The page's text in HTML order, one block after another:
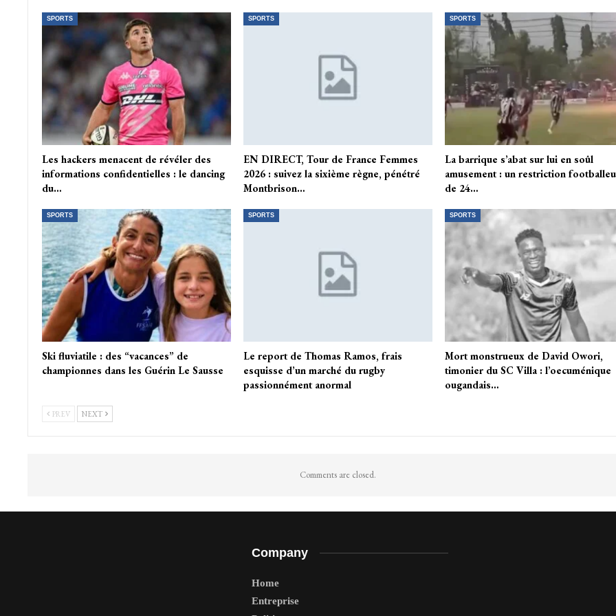
SPORTS
Les hackers menacent de révéler des
informations confidentielles : le dancing
du…
SPORTS
EN DIRECT, Tour de France Femmes
2026 : suivez la sixième règne, pénétré
Montbrison…
SPORTS
La barrique s’abat sur lui en soûl
amusement : un restriction
de 24…
SPORTS
Ski fluviatile : des “vacances” de
championnes dans les Guérin Le Sausse
SPORTS
Le report de Thomas Ramos, frais
esquisse d’un marché du rugby
passionnément anormal
SPORTS
Mort monstrueux de David Owori,
timonier du SC Villa : l’oecuménique
ougandais…
PREV NEXT
Comments are closed.
Company
Home
Entreprise